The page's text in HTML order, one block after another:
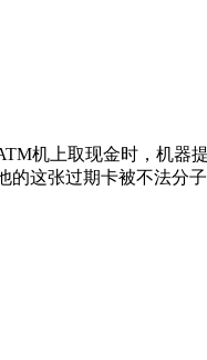
机上取现金时，机器
这张过期卡被不法分子